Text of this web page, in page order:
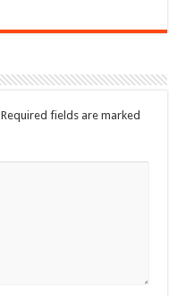
Required fields are marked